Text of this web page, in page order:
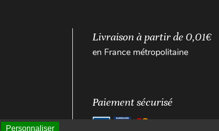
Livraison à partir de 0,01€
en France métropolitaine
Paiement sécurisé
Personnaliser